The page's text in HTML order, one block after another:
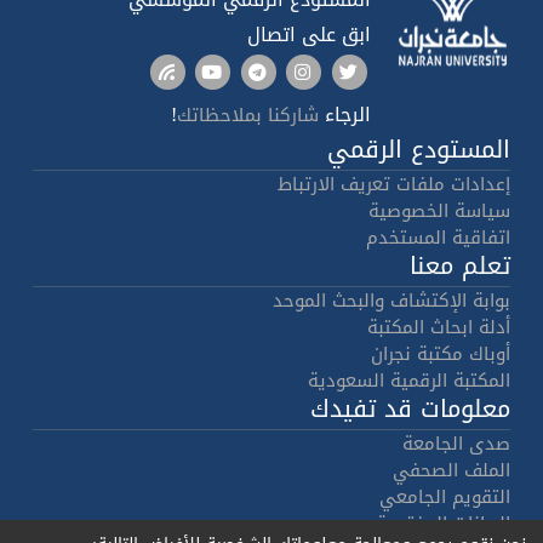
ابق على اتصال
الرجاء شاركنا بملاحظاتك!
المستودع الرقمي
إعدادات ملفات تعريف الارتباط
سياسة الخصوصية
اتفاقية المستخدم
تعلم معنا
بوابة الإكتشاف والبحث الموحد
أدلة ابحاث المكتبة
أوباك مكتبة نجران
المكتبة الرقمية السعودية
معلومات قد تفيدك
صدى الجامعة
الملف الصحفي
التقويم الجامعي
البيانات المفتوحة